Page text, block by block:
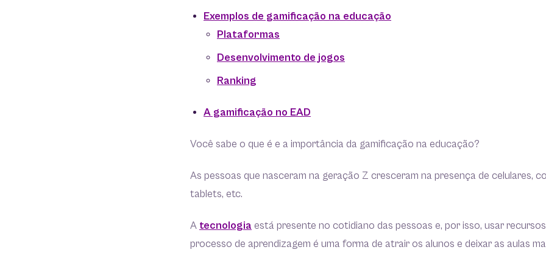
Exemplos de gamificação na educação
Plataformas
Desenvolvimento de jogos
Ranking
A gamificação no EAD
Você sabe o que é e a importância da gamificação na educação?
As pessoas que nasceram na geração Z cresceram na presença de celulares,
tablets, etc.
A tecnologia está presente no cotidiano das pessoas e, por isso, usar
processo de aprendizagem é uma forma de atrair os alunos e deixar as aulas